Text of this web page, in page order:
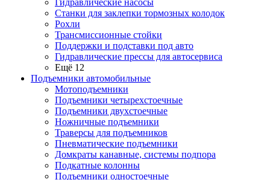
Гидравлические насосы
Cтанки для заклепки тормозных колодок
Рохли
Трансмиссионные стойки
Поддержки и подставки под авто
Гидравлические прессы для автосервиса
Ещё 12
Подъемники автомобильные
Мотоподъемники
Подъемники четырехстоечные
Подъемники двухстоечные
Ножничные подъемники
Траверсы для подъемников
Пневматические подъемники
Домкраты канавные, системы подпора
Подкатные колонны
Подъемники одностоечные